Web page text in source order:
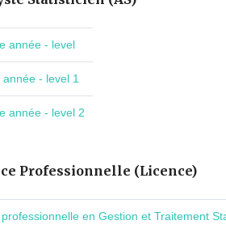
année - level
- level 1
année - level 2
Professionnelle (Licence)
en Gestion et Traitement